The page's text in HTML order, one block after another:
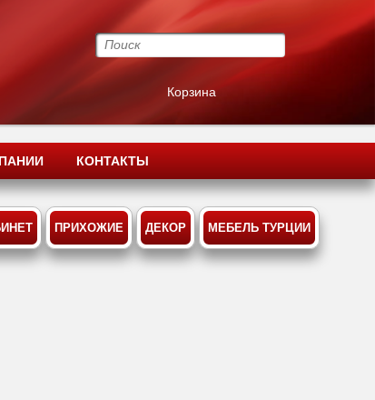
Корзина
КОНТАКТЫ
ПРИХОЖИЕ ДЕКОР МЕБЕЛЬ ТУРЦИИ